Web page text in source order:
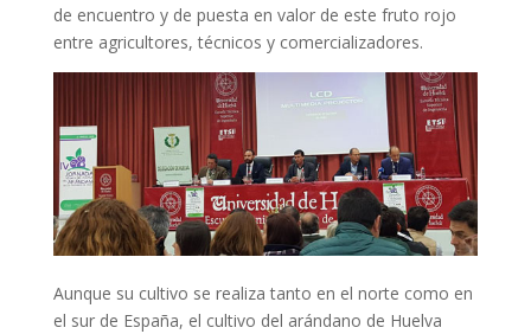
de encuentro y de puesta en valor de este fruto rojo
entre agricultores, técnicos y comercializadores.
Aunque su cultivo se realiza tanto en el norte como en
el sur de España, el cultivo del arándano de Huelva